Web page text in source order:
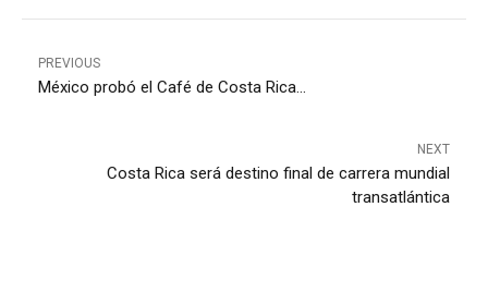
PREVIOUS
México probó el Café de Costa Rica...
NEXT
Costa Rica será destino final de carrera mundial
transatlántica